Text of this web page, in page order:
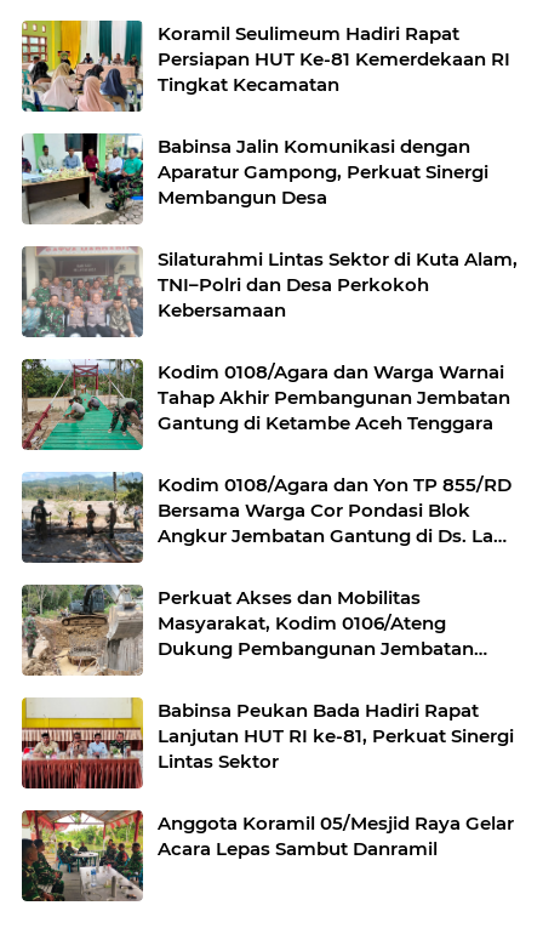
Koramil Seulimeum Hadiri Rapat
Persiapan HUT Ke-81 Kemerdekaan RI
Tingkat Kecamatan
Babinsa Jalin Komunikasi dengan
Aparatur Gampong, Perkuat Sinergi
Membangun Desa
Silaturahmi Lintas Sektor di Kuta Alam,
TNI–Polri dan Desa Perkokoh
Kebersamaan
Kodim 0108/Agara dan Warga Warnai
Tahap Akhir Pembangunan Jembatan
Gantung di Ketambe Aceh Tenggara
Kodim 0108/Agara dan Yon TP 855/RD
Bersama Warga Cor Pondasi Blok
Angkur Jembatan Gantung di Ds. Lawe
Perkuat Akses dan Mobilitas
Masyarakat, Kodim 0106/Ateng
Dukung Pembangunan Jembatan
Babinsa Peukan Bada Hadiri Rapat
Lanjutan HUT RI ke-81, Perkuat Sinergi
Lintas Sektor
Anggota Koramil 05/Mesjid Raya Gelar
Acara Lepas Sambut Danramil